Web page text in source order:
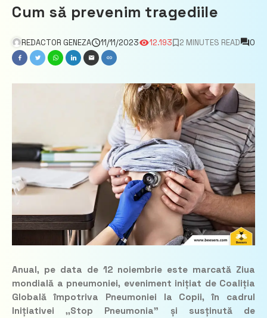
Cum să prevenim tragediile
REDACTOR GENEZA 11/11/2023 12.193 2 MINUTES READ 0
Anual, pe data de 12 noiembrie este marcată Ziua
mondială a pneumoniei, eveniment inițiat de Coaliția
Globală împotriva Pneumoniei la Copii, în cadrul
Inițiativei ,,Stop Pneumonia” și susținută de